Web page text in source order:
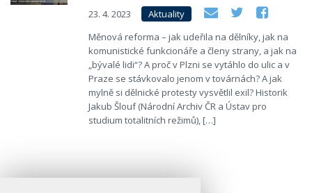
23. 4. 2023
Aktuality
Měnová reforma – jak udeřila na dělníky, jak na
komunistické funkcionáře a členy strany, a jak na
„bývalé lidi“? A proč v Plzni se vytáhlo do ulic a v
Praze se stávkovalo jenom v továrnách? A jak
mylně si dělnické protesty vysvětlil exil? Historik
Jakub Šlouf (Národní Archiv ČR a Ústav pro
studium totalitních režimů), […]